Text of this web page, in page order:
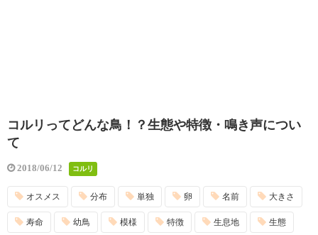
コルリってどんな鳥！？生態や特徴・鳴き声につい
て
2018/06/12 コルリ
オスメス 分布 単独 卵 名前 大きさ
寿命 幼鳥 模様 特徴 生息地 生態